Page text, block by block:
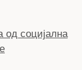
од социјална